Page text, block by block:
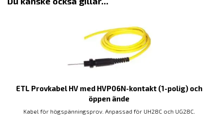
ETL Provkabel HV med HVP06N-kontakt (1-polig) och
öppen ände
Kabel för högspänningsprov. Anpassad för UH28C och UG28C.